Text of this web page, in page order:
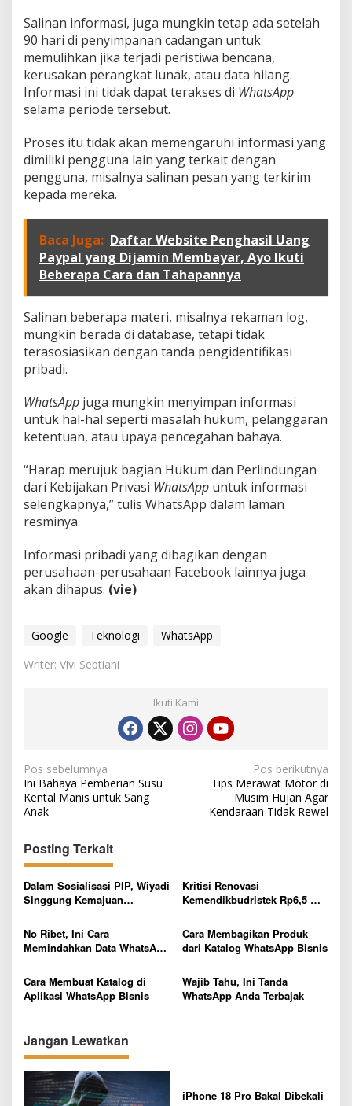
Salinan informasi, juga mungkin tetap ada setelah
90 hari di penyimpanan cadangan untuk
memulihkan jika terjadi peristiwa bencana,
kerusakan perangkat lunak, atau data hilang.
Informasi ini tidak dapat terakses di WhatsApp
selama periode tersebut.
Proses itu tidak akan memengaruhi informasi yang
dimiliki pengguna lain yang terkait dengan
pengguna, misalnya salinan pesan yang terkirim
kepada mereka.
Baca Juga: Daftar Website Penghasil Uang
Paypal yang Dijamin Membayar, Ayo Ikuti
Beberapa Cara dan Tahapannya
Salinan beberapa materi, misalnya rekaman log,
mungkin berada di database, tetapi tidak
terasosiasikan dengan tanda pengidentifikasi
pribadi.
WhatsApp juga mungkin menyimpan informasi
untuk hal-hal seperti masalah hukum, pelanggaran
ketentuan, atau upaya pencegahan bahaya.
“Harap merujuk bagian Hukum dan Perlindungan
dari Kebijakan Privasi WhatsApp untuk informasi
selengkapnya,” tulis WhatsApp dalam laman
resminya.
Informasi pribadi yang dibagikan dengan
perusahaan-perusahaan Facebook lainnya juga
akan dihapus. (vie)
Google Teknologi
WhatsApp
Writer: Vivi Septiani
Ikuti Kami
N
a
v
i
g
a
s
i
p
o
s
Pos sebelumnya
Ini Bahaya Pemberian Susu
Kental Manis untuk Sang
Anak
Pos berikutnya
Tips Merawat Motor di
Musim Hujan Agar
Kendaraan Tidak Rewel
Posting Terkait
Dalam Sosialisasi PIP, Wiyadi
Singgung Kemajuan
dengan Pancasila
Kritisi Renovasi
Kemendikbudristek Rp6,5 M,
Terakses Listrik!
No Ribet, Ini Cara
Memindahkan Data WhatsApp
Cara Membagikan Produk
dari Katalog WhatsApp Bisnis
Cara Membuat Katalog di
Aplikasi WhatsApp Bisnis
Wajib Tahu, Ini Tanda
WhatsApp Anda Terbajak
Jangan Lewatkan
iPhone 18 Pro Bakal Dibekali